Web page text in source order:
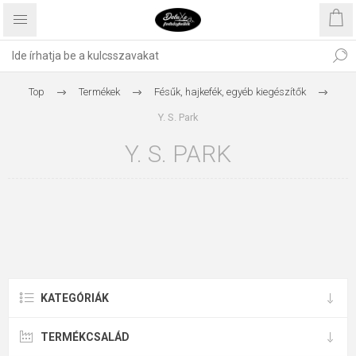
Top Termékek Fésűk, hajkefék, egyéb kiegészítők
Y. S. Park
Y. S. PARK
KATEGÓRIÁK
TERMÉKCSALÁD